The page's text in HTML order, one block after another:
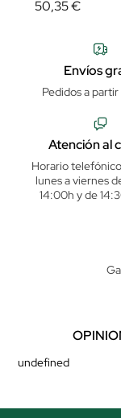
50,35 €
Envíos
Pedidos a
Atención al
Horario
lunes a viernes
14:00h y de
undefined